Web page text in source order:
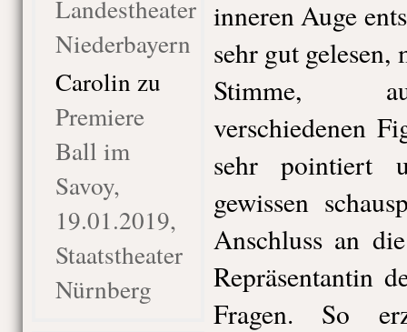
Landestheater
Niederbayern
Carolin zu
Premiere
Ball im
Savoy,
19.01.2019,
Staatstheater
Nürnberg
inneren Auge
sehr gut
Stimme,
verschiedenen
sehr pointiert
gewissen
Anschluss an
Repräsentantin
Fragen. So